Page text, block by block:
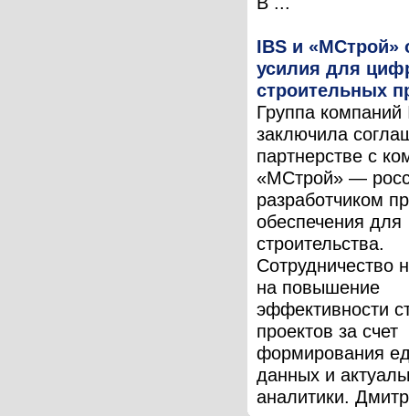
IBS и «МСтрой»
усилия для
строительных
Группа компаний
заключила
партнерстве с
«МСтрой» —
разработчиком
обеспечения для
строительства.
Сотрудничество
на повышение
эффективности
проектов за счет
формирования
данных и
аналитики.